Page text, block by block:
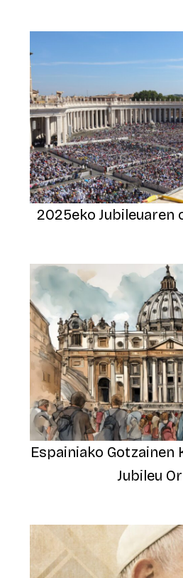
2025eko Jubileuaren
Espainiako Gotzainen
Jubileu